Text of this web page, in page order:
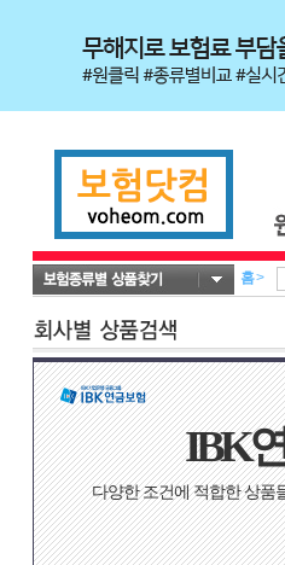
홈>
IBK
다양한 조건에 적합한 상품